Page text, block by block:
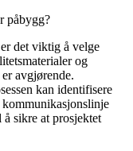
påbygg?
det viktig å velge
og
avgjørende.
kan identifisere
sikre at prosjektet